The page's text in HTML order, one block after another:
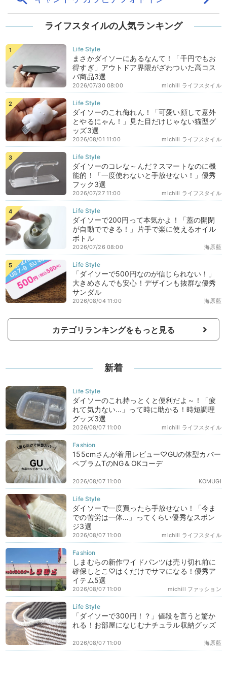
ライフスタイルの人気ランキング
まさかダイソーにあるなんて！「千円でもお
得すぎ」アウトドア界隈がざわついた高コス
パ商品3選
michill ライフスタイル
2026/07/30 08:00
ダイソーのこれ侮れん！「可愛い顔して意外
とやるにゃん！」見た目だけじゃない猫型グ
ッズ3選
michill ライフスタイル
2026/08/01 11:00
ダイソーのコレな～んだ？スマートなのに機
能的！「一度使わないと手放せない！」優秀
フック3選
michill ライフスタイル
2026/07/27 11:00
ダイソーで200円って本気かよ！「蓋の開閉
が自動でできる！」片手で楽に使えるオイル
ボトル
海原藍
2026/07/26 08:00
「ダイソーで500円なのが信じられない！」
大きめさんでも安心！デザインも抜群な優秀
サンダル
海原藍
2026/08/04 11:00
カテゴリランキングをもっと見る
新着
ダイソーのこれ持っとくと便利だよ～！「疲
れて気力ない…」って時に助かる！時短調理
グッズ3選
michill ライフスタイル
2026/08/07 11:00
155cmさんが着用レビュー♡GUの体型カバー
ペプラムTのNG＆OKコーデ
KOMUGI
2026/08/07 11:00
ダイソーで一度買ったら手放せない！「今ま
での苦労は一体…」ってくらい優秀なスポン
ジ3選
michill ライフスタイル
2026/08/07 11:00
しまむらの新作ワイドパンツは売り切れ前に
確保しとこ♡はくだけでサマになる！優秀ア
イテム5選
michill ファッション
2026/08/07 11:00
「ダイソーで300円！？」値段を言うと驚か
れる！お部屋になじむナチュラル収納グッズ
海原藍
2026/08/07 11:00